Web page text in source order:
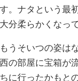
。ナタという最
分柔らかくなっ
うそいつの姿は
の部屋に宝箱が
に行ったかもと